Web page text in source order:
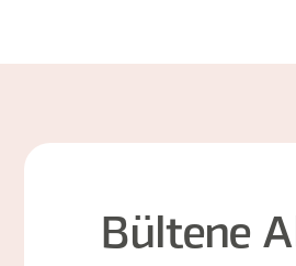
Bültene